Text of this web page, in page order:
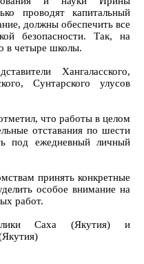
проводят капитальный
должны обеспечить все
безопасности. Так, на
в четыре школы.
Хангаласского,
Сунтарского улусов
что работы в целом
отставания по шести
под ежедневный личный
принять конкретные
особое внимание на
работ.
Саха (Якутия) и